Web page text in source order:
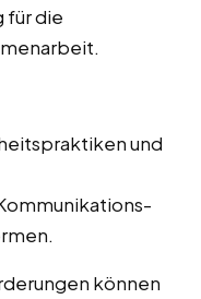
für die
und
können